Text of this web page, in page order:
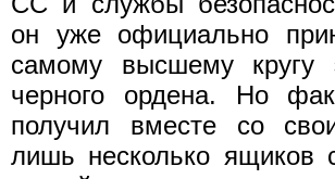
он уже официально
самому высшему кругу
черного ордена. Но
получил вместе со
лишь несколько ящиков